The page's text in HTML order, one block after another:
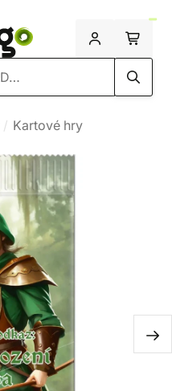
Kartové hry